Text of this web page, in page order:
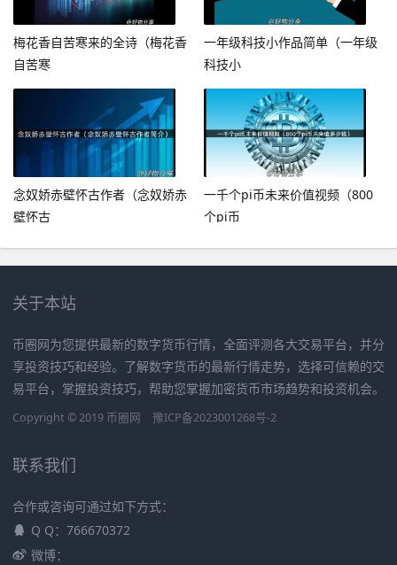
梅花香自苦寒来的全诗（梅花香
自苦寒
一年级科技小作品简单（一年级
科技小
念奴娇赤壁怀古作者（念奴娇赤
壁怀古
一千个pi币未来价值视频（800
个pi币
关于本站
币圈网为您提供最新的数字货币行情，全面评测各大交易平台，并分
享投资技巧和经验。了解数字货币的最新行情走势，选择可信赖的交
易平台，掌握投资技巧，帮助您掌握加密货币市场趋势和投资机会。
Copyright © 2019 币圈网 豫ICP备2023001268号-2
联系我们
合作或咨询可通过如下方式：
Q Q：766670372
微博：